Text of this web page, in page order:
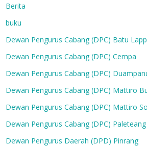
Berita
buku
Dewan Pengurus Cabang (DPC) Batu
Dewan Pengurus Cabang (DPC) Cempa
Dewan Pengurus Cabang (DPC)
Dewan Pengurus Cabang (DPC) Mattiro
Dewan Pengurus Cabang (DPC) Mattiro
Dewan Pengurus Cabang (DPC) Paleteang
Dewan Pengurus Daerah (DPD) Pinrang